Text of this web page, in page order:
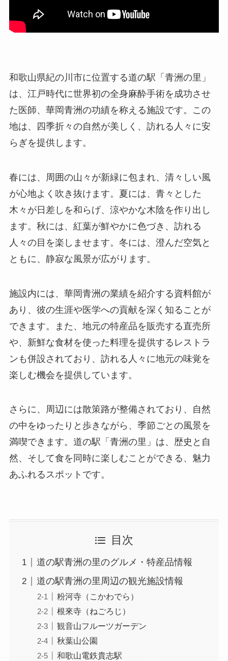
和歌山県紀の川市に位置する道の駅「青洲の里」
は、江戸時代に世界初の全身麻酔手術を成功させ
た医師、華岡青洲の功績を称える施設です。​この
地は、四季折々の自然が美しく、訪れる人々に安
らぎを提供します。​
春には、周囲の山々が新緑に包まれ、清々しい風
が心地よく吹き抜けます。​夏には、青々とした
木々が日差しを和らげ、涼やかな木陰を作り出し
ます。​秋には、紅葉が鮮やかに色づき、訪れる
人々の目を楽しませます。​冬には、澄んだ空気と
ともに、静寂な風景が広がります。​
施設内には、華岡青洲の業績を紹介する資料館が
あり、彼の生涯や医学への貢献を深く知ることが
できます。​また、地元の特産品を販売する直売所
や、新鮮な食材を使った料理を提供するレストラ
ンも併設されており、訪れる人々に地元の味覚を
楽しむ機会を提供しています。​
さらに、周辺には散策路が整備されており、自然
の中をゆったりと歩きながら、季節ごとの風景を
満喫できます。​道の駅「青洲の里」は、歴史と自
然、そして食を同時に楽しむことができる、魅力
あふれるスポットです。
目次
道の駅青洲の里のグルメ・特産品情報
道の駅青洲の里周辺の観光施設情報
粉河寺（こかわでら）
根來寺（ねごろじ）
観音山フルーツガーデン
秋葉山公園
和歌山電鉄貴志駅